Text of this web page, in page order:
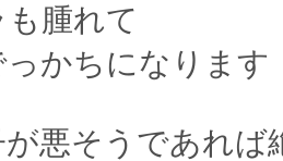
も腫れて
っかちになります
が悪そうであれば